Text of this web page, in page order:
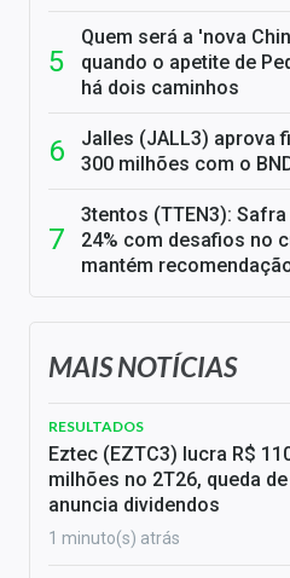
Quem será a 'nova
quando o apetite de
há dois caminhos
Jalles (JALL3) aprova
300 milhões com o
3tentos (TTEN3):
24% com desafios no
mantém
MAIS NOTÍCIAS
RESULTADOS
Eztec (EZTC3) lucra R$
milhões no 2T26, queda de
anuncia dividendos
1 minuto(s) atrás